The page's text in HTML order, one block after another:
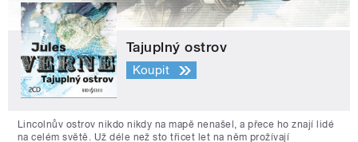
Tajuplný ostrov
Koupit
Lincolnův ostrov nikdo nikdy na mapě nenašel, a přece ho znají lidé
na celém světě. Už déle než sto třicet let na něm prožívají